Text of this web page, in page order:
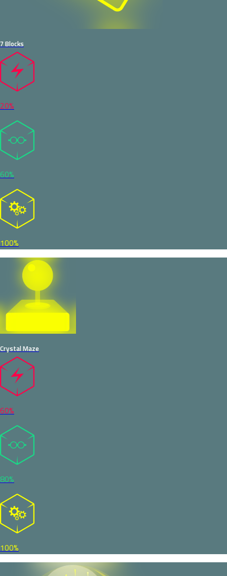
7 Blocks
20%
60%
100%
Crystal Maze
60%
80%
100%